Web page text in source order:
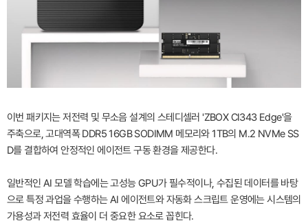
이번 패키지는 저전력 및 무소음 설계의 스테디셀러 'ZBOX CI343 Edge'을
주축으로, 고대역폭 DDR5 16GB SODIMM 메모리와 1TB의 M.2 NVMe SS
D를 결합하여 안정적인 에이전트 구동 환경을 제공한다.
일반적인 AI 모델 학습에는 고성능 GPU가 필수적이나, 수집된 데이터를 바탕
으로 특정 과업을 수행하는 AI 에이전트와 자동화 스크립트 운영에는 시스템의
가용성과 저전력 효율이 더 중요한 요소로 꼽힌다.